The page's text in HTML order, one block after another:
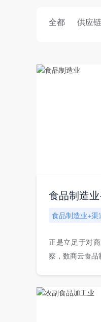
全都 供应
食品制造
食品制造业+
正是立足于对
察，数商云食